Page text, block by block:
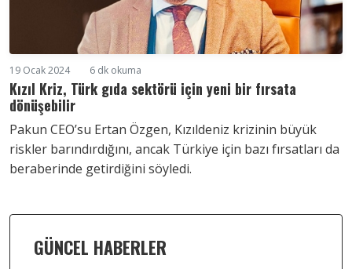
19 Ocak 2024 6 dk okuma
Kızıl Kriz, Türk gıda sektörü için yeni bir fırsata
dönüşebilir
Pakun CEO’su Ertan Özgen, Kızıldeniz krizinin büyük
riskler barındırdığını, ancak Türkiye için bazı fırsatları da
beraberinde getirdiğini söyledi.
GÜNCEL HABERLER